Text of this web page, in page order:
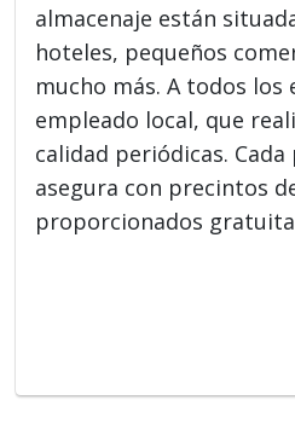
almacenaje están
hoteles, pequeños
mucho más. A todos los
empleado local, que
calidad periódicas.
asegura con precintos
proporcionados